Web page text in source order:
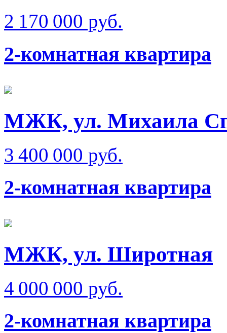
2 170 000 руб.
2-комнатная квартира
МЖК, ул. Михаила
3 400 000 руб.
2-комнатная квартира
МЖК, ул. Широтная
4 000 000 руб.
2-комнатная квартира